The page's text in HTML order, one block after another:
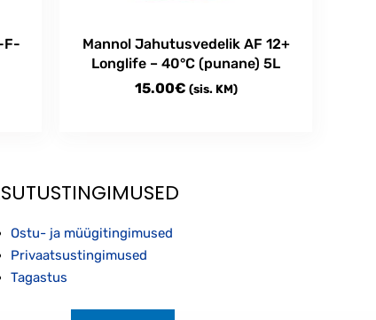
F-
Mannol Jahutusvedelik AF 12+
Longlife – 40°C (punane) 5L
15.00€ (sis. KM)
Ostu- ja müügitingimused
Privaatsustingimused
Tagastus